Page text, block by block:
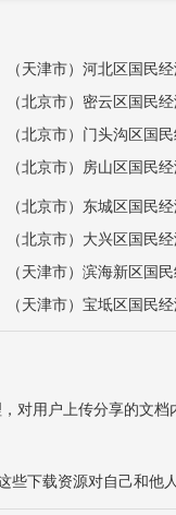
对用户上传分享的文
下载资源对自己和他